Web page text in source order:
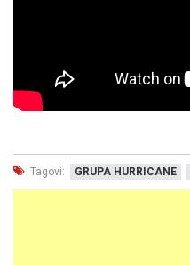
Tagovi: GRUPA HURRICANE